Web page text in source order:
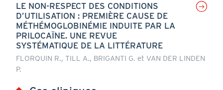
LE NON-RESPECT DES CONDITIONS
D’UTILISATION : PREMIÈRE CAUSE DE
MÉTHÉMOGLOBINÉMIE INDUITE PAR LA
PRILOCAÏNE. UNE REVUE
SYSTÉMATIQUE DE LA LITTÉRATURE
FLORQUIN R., TILL A., BRIGANTI G. et VAN DER LINDEN
P.